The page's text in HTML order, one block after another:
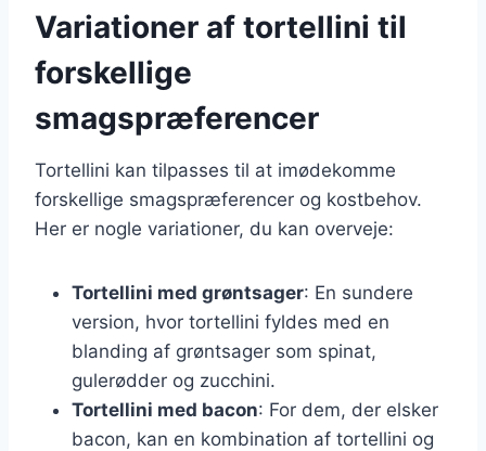
Variationer af tortellini til
forskellige
smagspræferencer
Tortellini kan tilpasses til at imødekomme
forskellige smagspræferencer og kostbehov.
Her er nogle variationer, du kan overveje:
Tortellini med grøntsager: En sundere
version, hvor tortellini fyldes med en
blanding af grøntsager som spinat,
gulerødder og zucchini.
Tortellini med bacon: For dem, der elsker
bacon, kan en kombination af tortellini og